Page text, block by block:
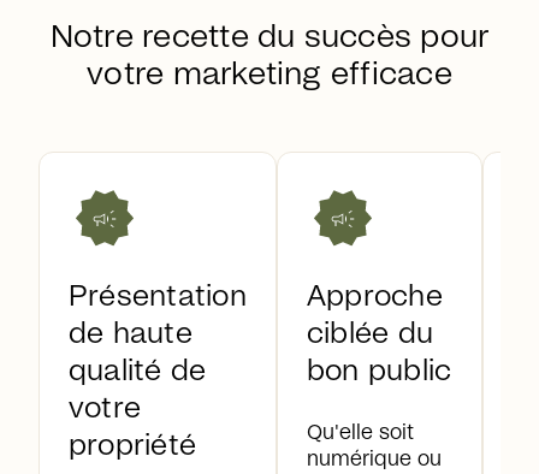
Notre recette du succès pour
votre marketing efficace
Présentation
de haute
qualité de
votre
propriété
Approche
ciblée du
bon public
Qu'elle soit
numérique ou